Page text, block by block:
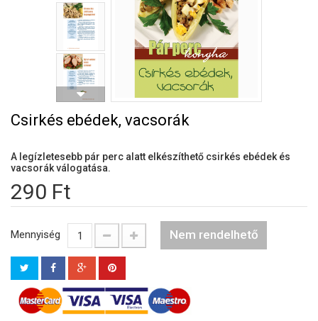
Csirkés ebédek, vacsorák
A legízletesebb pár perc alatt elkészíthető csirkés ebédek és
vacsorák válogatása.
290 Ft
Mennyiség Nem rendelhető